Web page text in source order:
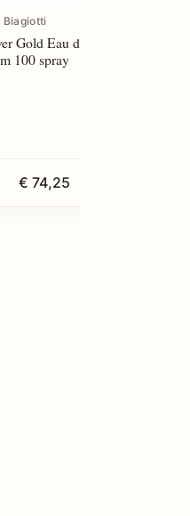
Biagiotti
Gold Eau de
100 spray
€ 74,25